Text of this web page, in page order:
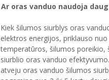
Ar oras vanduo naudoja
Kiek šilumos siurblys oras
elektros energijos, priklauso
temperatūros, šilumos poreikio,
siurblio oras vanduo
atveju oras vanduo šilumos